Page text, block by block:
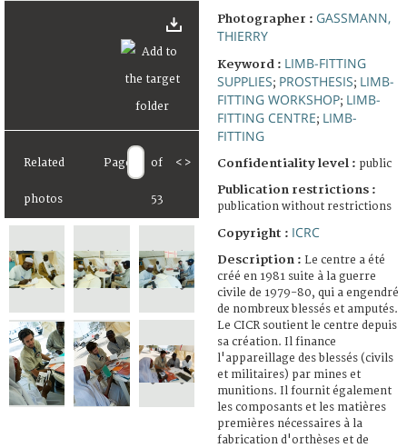
Related
photos
Page of
53
< >
Photographer : GASSMANN,
THIERRY
Keyword : LIMB-FITTING
SUPPLIES; PROSTHESIS; LIMB-
FITTING WORKSHOP; LIMB-
FITTING CENTRE; LIMB-
FITTING
Confidentiality level : public
Publication restrictions :
publication without restrictions
Copyright : ICRC
Description : Le centre a été
créé en 1981 suite à la guerre
civile de 1979-80, qui a engendré
de nombreux blessés et amputés.
Le CICR soutient le centre depuis
sa création. Il finance
l'appareillage des blessés (civils
et militaires) par mines et
munitions. Il fournit également
les composants et les matières
premières nécessaires à la
fabrication d'orthèses et de